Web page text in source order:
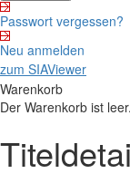
Passwort vergessen?
Neu anmelden
zum SIAViewer
Warenkorb
Der Warenkorb ist leer.